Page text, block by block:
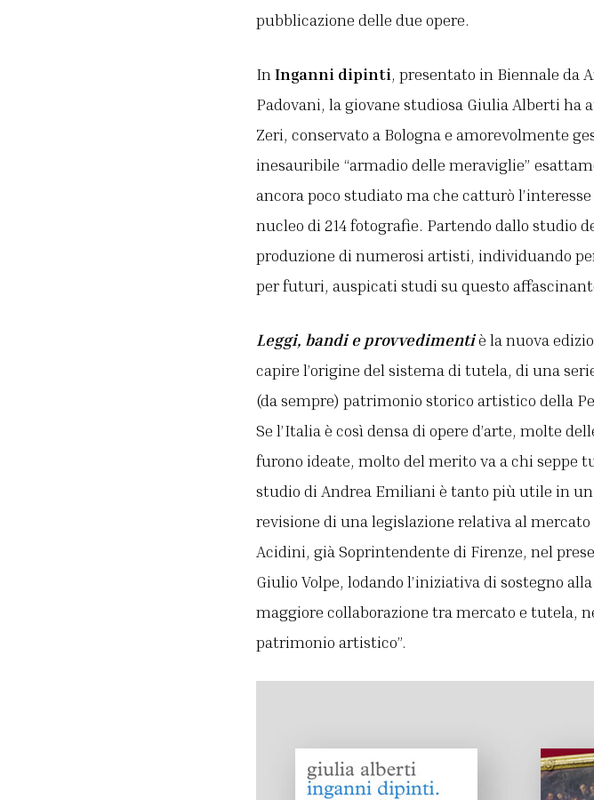
pubblicazione delle due opere.
In Inganni dipinti, presentato in Biennale da
Padovani, la giovane studiosa Giulia Alberti
Zeri, conservato a Bologna e amorevolmente
inesauribile “armadio delle meraviglie”
ancora poco studiato ma che catturò
nucleo di 214 fotografie. Partendo dallo studio
produzione di numerosi artisti, individuando
per futuri, auspicati studi su questo
Leggi, bandi e provvedimentiè la nuova
capire l’origine del sistema di tutela, di una
(da sempre) patrimonio storico artistico della
Se l’Italia è così densa di opere d’arte, molte
furono ideate, molto del merito va a chi seppe
studio di Andrea Emiliani è tanto più utile in
revisione di una legislazione relativa al
Acidini, già Soprintendente di Firenze, nel
Giulio Volpe, lodando l’iniziativa di sostegno
maggiore collaborazione tra mercato e tutela,
patrimonio artistico”.